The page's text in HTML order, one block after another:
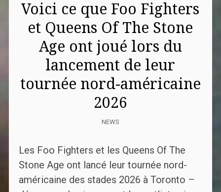
Voici ce que Foo Fighters
et Queens Of The Stone
Age ont joué lors du
lancement de leur
tournée nord-américaine
2026
NEWS
Les Foo Fighters et les Queens Of The
Stone Age ont lancé leur tournée nord-
américaine des stades 2026 à Toronto –